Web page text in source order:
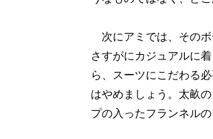
次にアミでは、そのボ
さすがにカジュアルに
ら、スーツにこだわる
はやめましょう。太畝
プの入ったフランネル